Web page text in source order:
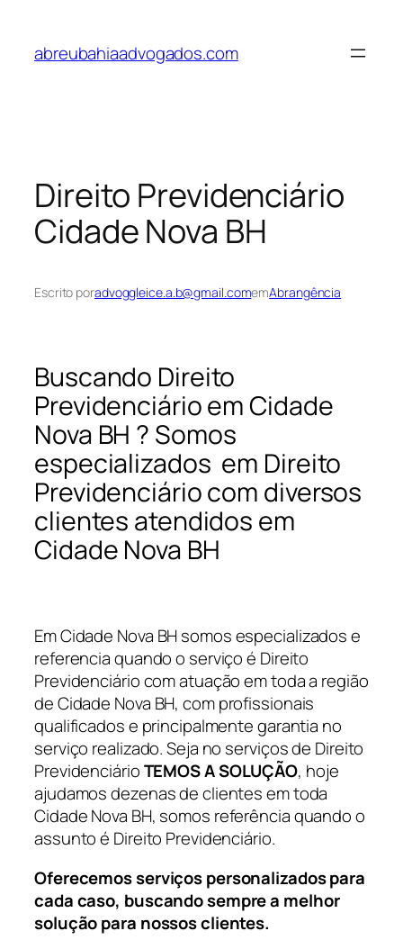
abreubahiaadvogados.com
Direito Previdenciário
Cidade Nova BH
Escrito poradvoggleice.a.b@gmail.comemAbrangência
Buscando Direito
Previdenciário em Cidade
Nova BH ? Somos
especializados em Direito
Previdenciário com diversos
clientes atendidos em
Cidade Nova BH
Em Cidade Nova BH somos especializados e
referencia quando o serviço é Direito
Previdenciário com atuação em toda a região
de Cidade Nova BH, com profissionais
qualificados e principalmente garantia no
serviço realizado. Seja no serviços de Direito
PrevidenciárioTEMOS A SOLUÇÃO, hoje
ajudamos dezenas de clientes em toda
Cidade Nova BH, somos referência quando o
assunto é Direito Previdenciário.
Oferecemos serviços personalizados para
cada caso, buscando sempre a melhor
solução para nossos clientes.